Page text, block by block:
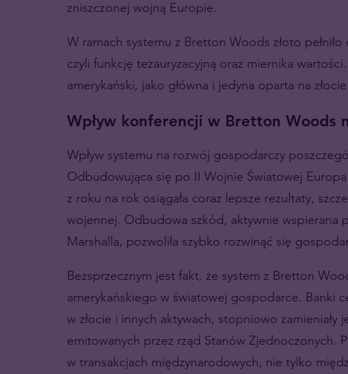
zniszczonej wojną Europie.
W ramach systemu z Bretton Woods złoto
czyli funkcję tezauryzacyjną oraz miernika
amerykański, jako główna i jedyna oparta na
Wpływ konferencji w Bretton Woods
Wpływ systemu na rozwój gospodarczy
Odbudowująca się po II Wojnie Światowej
z roku na rok osiągała coraz lepsze rezultaty,
wojennej. Odbudowa szkód, aktywnie wspierana
Marshalla, pozwoliła szybko rozwinąć się
Bezsprzecznym jest fakt, że system z Bretton
amerykańskiego w światowej gospodarce. Banki
w złocie i innych aktywach, stopniowo
emitowanych przez rząd Stanów Zjednoczonych.
w transakcjach międzynarodowych, nie tylko